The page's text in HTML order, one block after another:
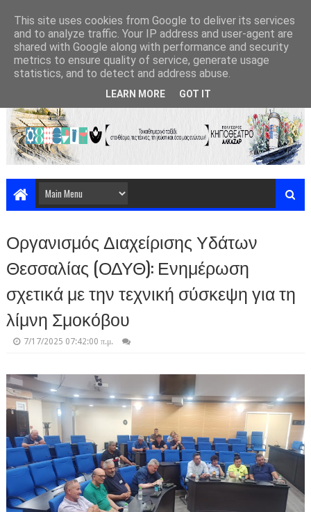
Οργανισμός Διαχείρισης Υδάτων
Θεσσαλίας (ΟΔΥΘ): Ενημέρωση
σχετικά με την τεχνική σύσκεψη για τη
λίμνη Σμοκόβου
7/17/2025 07:42:00 π.μ.
This site uses cookies from Google to deliver its services
and to analyze traffic. Your IP address and user-agent are
shared with Google along with performance and security
metrics to ensure quality of service, generate usage
statistics, and to detect and address abuse.
LEARN MORE GOT IT